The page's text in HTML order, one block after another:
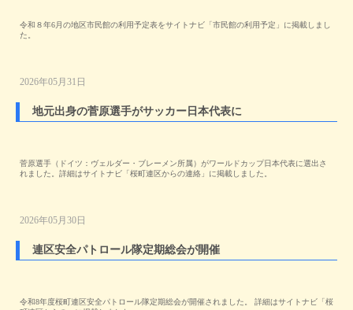
令和８年6月の地区市民館の利用予定表をサイトナビ「市民館の利用予定」に掲載しまし
た。
2026年05月31日
地元出身の菅原選手がサッカー日本代表に
菅原選手（ドイツ：ヴェルダー・ブレーメン所属）がワールドカップ日本代表に選出さ
れました。詳細はサイトナビ「桜町連区からの連絡」に掲載しました。
2026年05月30日
連区安全パトロール隊定期総会が開催
令和8年度桜町連区安全パトロール隊定期総会が開催されました。 詳細はサイトナビ「桜